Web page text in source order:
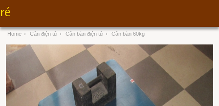
rẻ
Home › Cân điện tử › Cân bàn điện tử › Cân bàn 60kg